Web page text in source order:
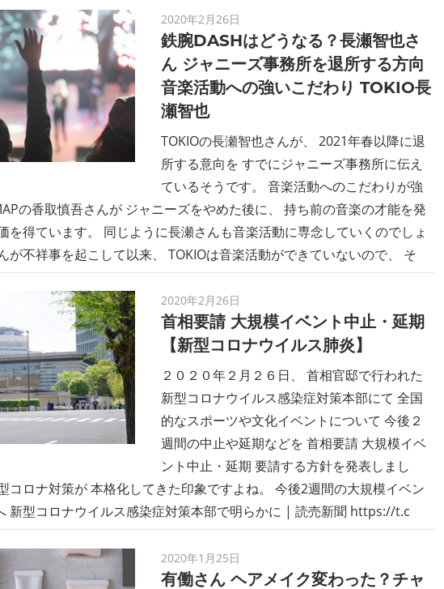
2020年2月26日
鉄腕DASHはどうなる？長瀬智也さ
ん ジャニーズ事務所を退所する方向
音楽活動への強いこだわり TOKIO長
瀬智也
TOKIOの長瀬智也さんが、 2021年春以降に退
所する意向を すでにジャニーズ事務所に伝え
ているそうです。 音楽活動へのこだわりが強
の香取慎吾さんが ジャニーズをやめた後に、 持ち前の音楽の才能を発
を得ています。 同じように長瀬さんも音楽活動に専念していくのでしょ
が不祥事を起こして以来、 TOKIOは音楽活動ができていないので、 そ
2020年2月26日
首相要請 大規模イベント中止・延期
【新型コロナウイルス肺炎】
２０２０年２月２６日、 首相官邸で行われた
新型コロナウイルス感染症対策本部にて 全国
的なスポーツや文化イベントについて 今後２
週間の中止や延期などを 首相要請 大規模イベ
ント中止・延期 要請する方針を発表しまし
コロナ対策が 本格化してきた印象ですよね。 今後2週間の大規模イベン
新型コロナウイルス感染症対策本部で明らかに | 読売新聞 https://t.c
2020年1月25日
有働さん ヘアメイク変わった？チャ